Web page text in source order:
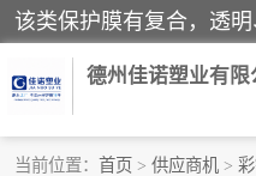
德州佳诺塑业有限
当前位置： 首页 > 供应商机 >